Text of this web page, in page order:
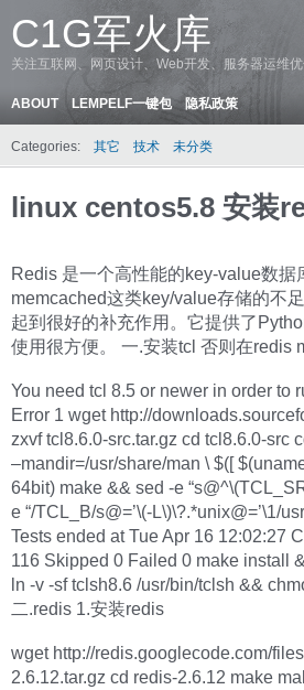
C1G军火库
关注互联网、网页设计、Web开发、服务器运维
ABOUT LEMPELF一键包 隐私政策
Categories: 其它 技术 未分类
linux centos5.8 安装
Redis 是一个高性能的key-value数
memcached这类key/value存储的不
起到很好的补充作用。它提供了
使用很方便。 一.安装tcl 否则在redis
You need tcl 8.5 or newer in order to
Error 1 wget http://
zxvf tcl8.6.0-src.tar.gz cd tcl8.6.0-src
–mandir=/usr/share/man \ $([
64bit) make && sed -e
e “/TCL_B/s@=’\(-L\)\?.*unix@=’\1/
Tests ended at Tue Apr 16 12:02:27
116 Skipped 0 Failed 0 make install
ln -v -sf tclsh8.6 /usr/bin/tclsh &&
二.redis 1.安装redis
wget http://redis.googlecode.com/
2.6.12.tar.gz cd redis-2.6.12 make